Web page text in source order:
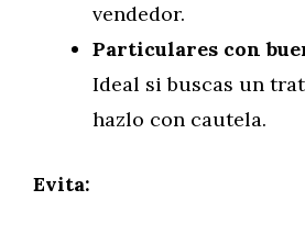
vendedor.
Particulares con
Ideal si buscas un
hazlo con cautela.
Evita: